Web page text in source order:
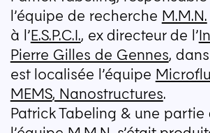
l’équipe de recherche M.M.N.
à l’E.S.P.C.I., ex directeur de l’
Pierre Gilles de Gennes,
est localisée l’équipe
MEMS, Nanostructures.
Patrick Tabeling & une partie